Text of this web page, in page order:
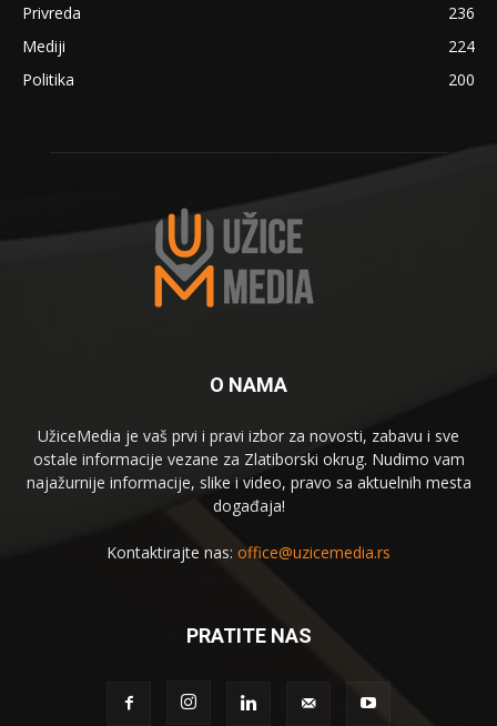
Privreda
236
Mediji
224
Politika
200
O NAMA
UžiceMedia je vaš prvi i pravi izbor za novosti, zabavu i sve
ostale informacije vezane za Zlatiborski okrug. Nudimo vam
najažurnije informacije, slike i video, pravo sa aktuelnih mesta
događaja!
Kontaktirajte nas: office@uzicemedia.rs
PRATITE NAS